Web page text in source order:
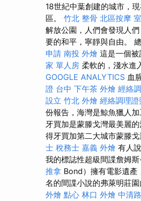
18世紀中葉創建的城市，
區。 竹北 整骨 北區按摩
解放公園，人們會發現人
要的和平，寧靜與自由。
申請 南投 外燴 這是一個被
家 單人房 柔軟的，淺水進
GOOGLE ANALYTICS 血
證 台中 下午茶 外燴 經絡
設立 竹北 外燴 經絡調理證
份報告，海灣是鯨魚獵人
牙買加是蒙滕戈灣最美麗的
得牙買加第二大城市蒙滕
士 稅務士 嘉義 外燴 有人
我的標誌性超級間諜詹姆斯
推拿 Bond）擁有電影遺產
名的間諜小說的弗萊明莊
外燴 點心 林口 外燴 中清